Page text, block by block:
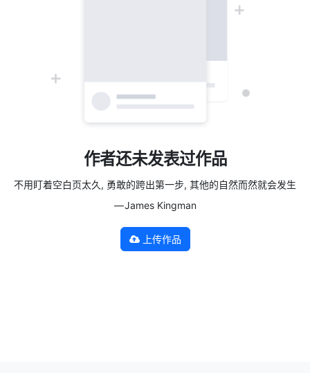
作者还未发表过作品
不用盯着空白页太久, 勇敢的跨出第一步, 其他的自然而然就会发生
— James Kingman
上传作品